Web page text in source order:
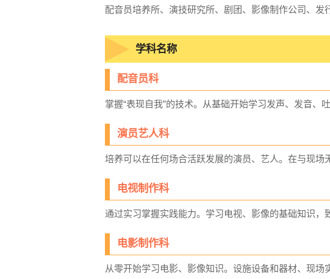
配音员培养所、演技研究所、剧团、影像制作公司、发
学科名称
配音员科
掌握“表现自我”的技术。从基础开始学习发声、发音、
演员艺人科
培养可以在任何场合活跃发展的演员、艺人。在与现场
电视制作科
通过实习掌握实践能力。学习电视、影像的基础知识，
电影制作科
从零开始学习电影、影像知识。设施设备和器材、现场